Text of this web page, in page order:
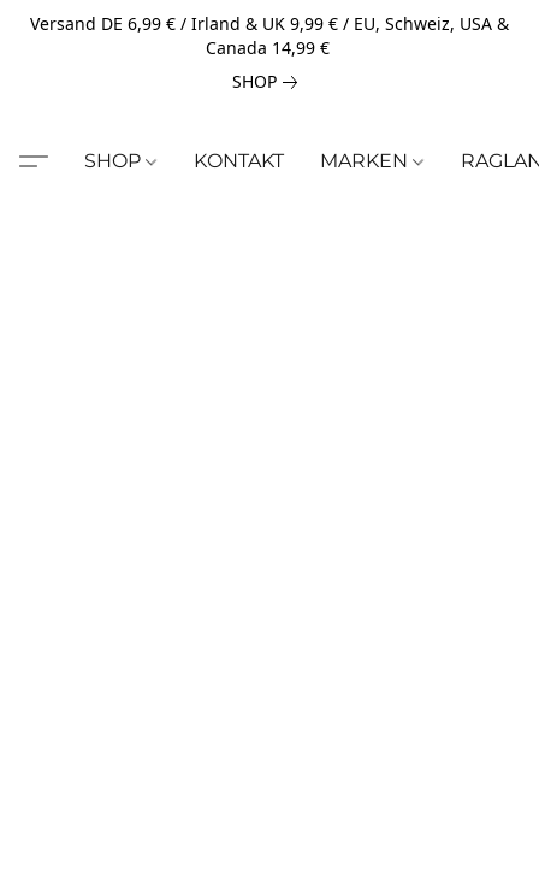
Versand DE 6,99 € / Irland & UK 9,99 € / EU, Schweiz, USA &
Canada 14,99 €
SHOP
SHOP KONTAKT MARKEN